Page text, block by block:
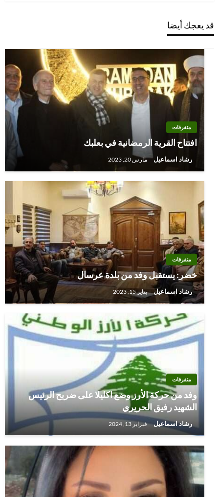
قد يعجك أيضا
متفرقات
افتتاح القرية الرمضانية في بعلبك
رشاد اسماعيل مارس 20, 2023
متفرقات
خضر: يستقبل وفد من بلدة عرسال
رشاد اسماعيل يناير 15, 2023
متفرقات
وفد من حركة الأرز وضع اكليلا على ضريح الرئيس
الشهيد رفيق الحريري
رشاد اسماعيل فبراير 13, 2024